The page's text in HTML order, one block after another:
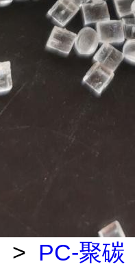
> PC-聚碳